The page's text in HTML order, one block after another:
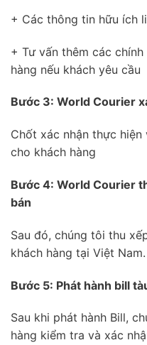
+ Các thông tin hữu ích
+ Tư vấn thêm các
hàng nếu khách yêu cầu
Bước 3: World Courier
Chốt xác nhận thực
cho khách hàng
Bước 4: World Courier
bán
Sau đó, chúng tôi thu
khách hàng tại Việt Nam.
Bước 5: Phát hành bill
Sau khi phát hành Bill,
hàng kiểm tra và xác